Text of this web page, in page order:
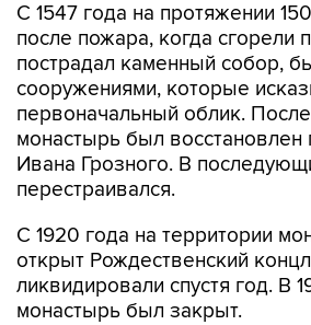
С 1547 года на протяжении
после пожара, когда сгорели
пострадал каменный собор,
сооружениями, которые
первоначальный облик.
монастырь был
Ивана Грозного. В
перестраивался.
С 1920 года на территории
открыт Рождественский
ликвидировали спустя год. В
монастырь был закрыт.